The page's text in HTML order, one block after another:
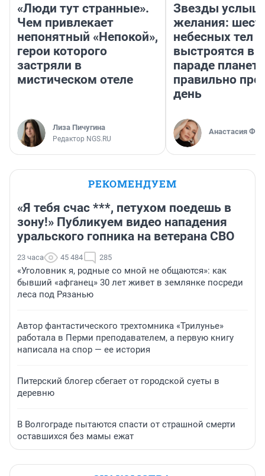
«Люди тут странные».
Чем привлекает
непонятный «Непокой»,
герои которого
застряли в
мистическом отеле
Лиза Пичугина
Редактор NGS.RU
Звезды
желания:
небесных тел
выстроятся в
параде планет
правильно
день
Анастасия
РЕКОМЕНДУЕМ
«Я тебя счас ***, петухом поедешь в
зону!» Публикуем видео нападения
уральского гопника на ветерана СВО
23 часа 45 484 285
«Уголовник я, родные со мной не общаются»: как
бывший «афганец» 30 лет живет в землянке посреди
леса под Рязанью
Автор фантастического трехтомника «Трилунье»
работала в Перми преподавателем, а первую книгу
написала на спор — ее история
Питерский блогер сбегает от городской суеты в
деревню
В Волгограде пытаются спасти от страшной смерти
оставшихся без мамы ежат